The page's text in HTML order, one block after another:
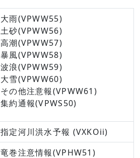
大雨(VPWW55)
土砂(VPWW56)
高潮(VPWW57)
暴風(VPWW58)
波浪(VPWW59)
大雪(VPWW60)
その他注意報(VPWW61)
集約通報(VPWS50)
指定河川洪水予報 (VXKOii)
竜巻注意情報(VPHW51)